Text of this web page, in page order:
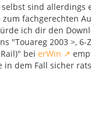
sind allerdings
zum fachgerechten
ich dir den
"Touareg 2003 >, 6-
bei erWin
in dem Fall sicher